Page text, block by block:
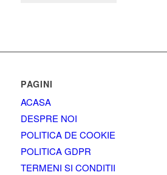
PAGINI
ACASA
DESPRE NOI
POLITICA DE COOKIE
POLITICA GDPR
TERMENI SI CONDITII